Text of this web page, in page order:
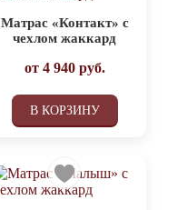
Матрас «Контакт» с
чехлом жаккард
от 4 940руб.
В КОРЗИНУ